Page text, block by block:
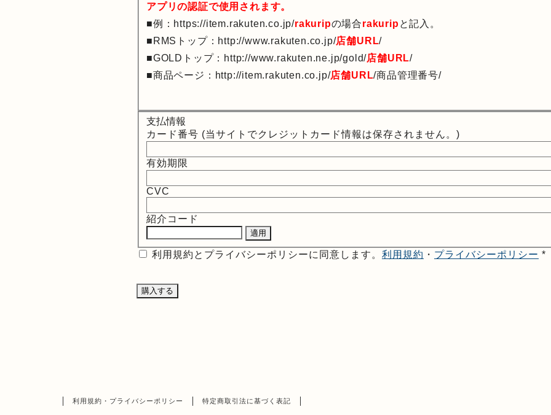
アプリの認証で使用されます。
■例：https://item.rakuten.co.jp/rakuripの場合rakurip と記入。
■RMSトップ：http://www.rakuten.co.jp/店舗URL/
■GOLDトップ：http://www.rakuten.ne.jp/gold/店舗URL/
■商品ページ：http://item.rakuten.co.jp/店舗URL/商品管理番号/
支払情報
カード番号 (当サイトでクレジットカード情報は保存されません。)
有効期限
CVC
紹介コード
利用規約とプライバシーポリシーに同意します。 利用規約 ・ プライバシーポリシー *
利用規約・プライバシーポリシー 特定商取引法に基づく表記